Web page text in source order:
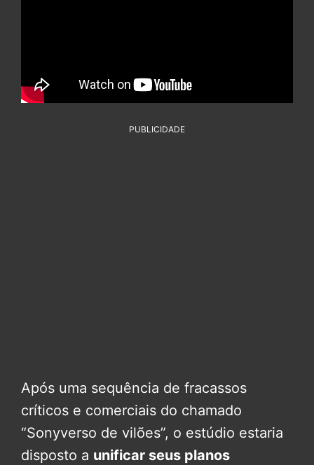
PUBLICIDADE
Após uma sequência de fracassos
críticos e comerciais do chamado
“Sonyverso de vilões”, o estúdio estaria
disposto a unificar seus planos